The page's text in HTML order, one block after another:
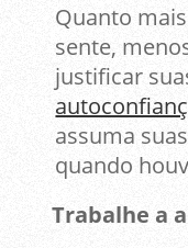
Quanto
sente,
justificar
assuma
quando
Trabalhe a